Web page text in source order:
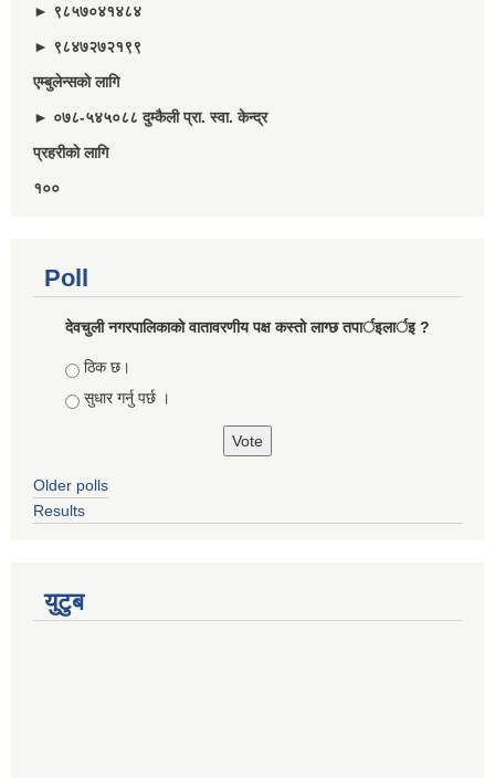
► ९८५७०४१४८४
► ९८४७२७२१९९
एम्बुलेन्सकाे लागि
► ०७८-५४५०८८ दुम्कैली प्रा. स्वा. केन्द्र
प्रहरीकाे लागि
१००
Poll
देवचुली नगरपालिकाकाे वातावरणीय पक्ष कस्ताे लाग्छ तपार्इलार्इ ?
Choices
ठिक छ।
सुधार गर्नु पर्छ ।
Older polls
Results
युटुब